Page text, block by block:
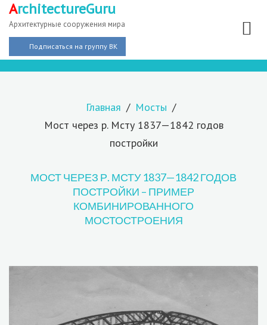
ArchitectureGuru
Архитектурные сооружения мира
Подписаться на группу ВК
Главная
Мосты
Мост через р. Мсту 1837—1842 годов
постройки
МОСТ ЧЕРЕЗ Р. МСТУ 1837—1842 ГОДОВ
ПОСТРОЙКИ – ПРИМЕР
КОМБИНИРОВАННОГО
МОСТОСТРОЕНИЯ